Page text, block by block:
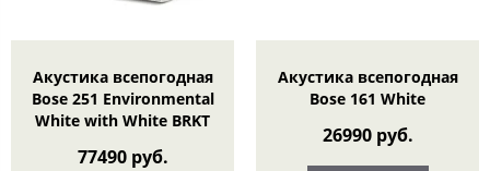
Акустика всепогодная
Bose 251 Environmental
White with White BRKT
77490 руб.
Акустика всепогодная
Bose 161 White
26990 руб.